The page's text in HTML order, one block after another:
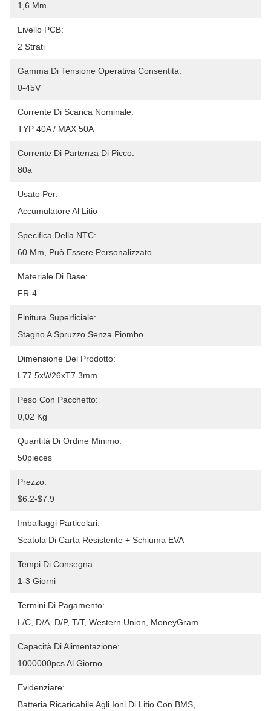
1,6 Mm
Livello PCB:
2 Strati
Gamma Di Tensione Operativa Consentita:
0-45V
Corrente Di Scarica Nominale:
TYP 40A / MAX 50A
Corrente Di Partenza Di Picco:
80a
Usato Per:
Accumulatore Al Litio
Specifica Della NTC:
60 Mm, Può Essere Personalizzato
Materiale Di Base:
FR-4
Finitura Superficiale:
Stagno A Spruzzo Senza Piombo
Dimensione Del Prodotto:
L77.5xW26xT7.3mm
Peso Con Pacchetto:
0,02 Kg
Quantità Di Ordine Minimo:
50pieces
Prezzo:
$6.2-$7.9
Imballaggi Particolari:
Scatola Di Carta Resistente + Schiuma EVA
Tempi Di Consegna:
1-3 Giorni
Termini Di Pagamento:
L/C, D/A, D/P, T/T, Western Union, MoneyGram
Capacità Di Alimentazione:
1000000pcs Al Giorno
Evidenziare:
Batteria Ricaricabile Agli Ioni Di Litio Con BMS